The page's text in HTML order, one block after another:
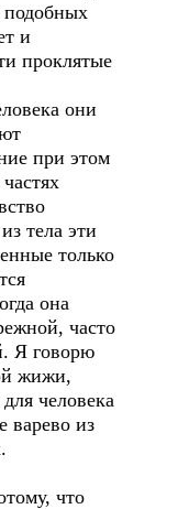
и
проклятые
они
при этом
тела эти
только
она
часто
Я говорю
жижи,
человека
варево из
что